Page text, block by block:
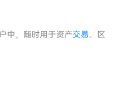
中，随时用于资产交易、区